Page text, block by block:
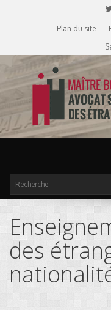
Plan du site
des